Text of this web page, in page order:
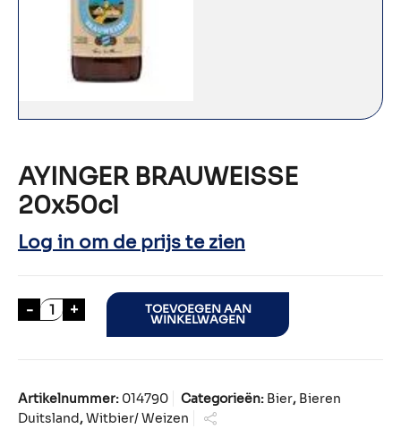
AYINGER BRAUWEISSE
20x50cl
Log in om de prijs te zien
- AYINGER BRAUWEISSE 20x50cl aantal
+ TOEVOEGEN AAN
WINKELWAGEN
Artikelnummer: 014790 Categorieën: Bier, Bieren
Duitsland,Witbier/ Weizen